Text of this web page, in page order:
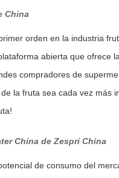
China
orden en la industria
abierta que ofrece
compradores de
la fruta sea cada vez más
China de Zespri China
de consumo del